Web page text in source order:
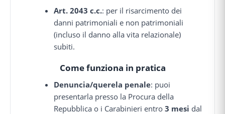
Art. 2043 c.c.: per il risarcimento dei
danni patrimoniali e non patrimoniali
(incluso il danno alla vita relazionale)
subiti.
Come funziona in pratica
Denuncia/querela penale: puoi
presentarla presso la Procura della
Repubblica o i Carabinieri entro3 mesi dal